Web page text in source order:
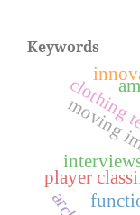
Keywords
player
moving